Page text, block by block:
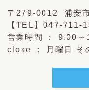
〒279-0012 浦安
【TEL】047-711-
営業時間 ： 9:00～
close ： 月曜日 そ